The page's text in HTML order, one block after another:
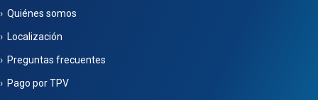
Quiénes somos
Localización
Preguntas frecuentes
Pago por TPV